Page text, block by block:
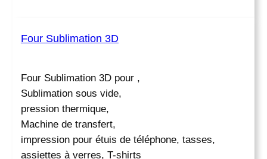
Four Sublimation 3D
Four Sublimation 3D pour ,
Sublimation sous vide,
pression thermique,
Machine de transfert,
impression pour étuis de téléphone, tasses,
assiettes à verres, T-shirts